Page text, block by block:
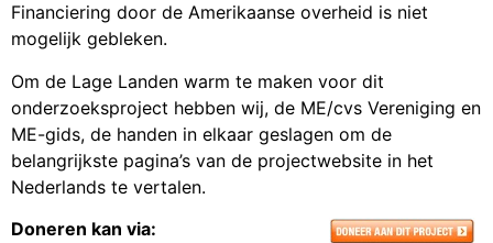
Financiering door de Amerikaanse overheid is niet
mogelijk gebleken.
Om de Lage Landen warm te maken voor dit
onderzoeksproject hebben wij, de ME/cvs Vereniging en
ME-gids, de handen in elkaar geslagen om de
belangrijkste pagina’s van de projectwebsite in het
Nederlands te vertalen.
Doneren kan via: